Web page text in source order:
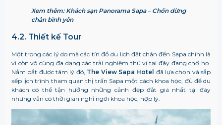
Xem thêm: Khách sạn Panorama Sapa – Chốn dừng
chân bình yên
4.2. Thiết kế Tour
Một trong các lý do mà các tín đồ du lịch đặt chân đến Sapa chính là
vì còn vô cùng đa dạng các trải nghiệm thú vị tại đây đang chờ họ.
Nắm bắt được tâm lý đó, The View Sapa Hotel đã lựa chọn và sắp
xếp lịch trình tham quan thị trấn Sapa một cách khoa học, đủ để du
khách có thể tận hưởng những cảnh đẹp đắt giá nhất tại đây
nhưng vẫn có thời gian nghỉ ngơi khoa học, hợp lý.